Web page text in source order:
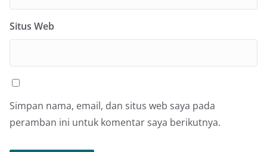
Situs Web
Simpan nama, email, dan situs web saya pada
peramban ini untuk komentar saya berikutnya.